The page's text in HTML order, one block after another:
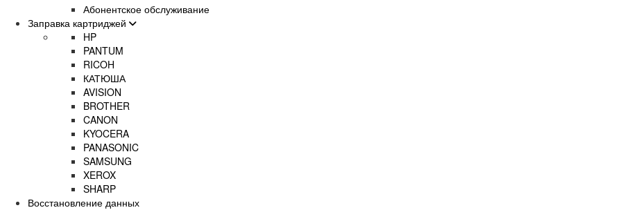
Абонентское обслуживание
Заправка картриджей
HP
PANTUM
RICOH
КАТЮША
AVISION
BROTHER
CANON
KYOCERA
PANASONIC
SAMSUNG
XEROX
SHARP
Восстановление данных